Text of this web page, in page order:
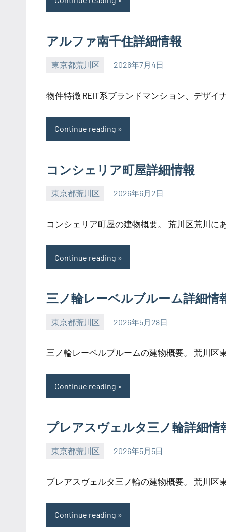
アルファ南千住詳細情報
東京都荒川区 2026年7月4日
SEZIMO
物件特徴 REIT系ブランドマンション、デザイ
Continue reading
コンシェリア町屋詳細情報
東京都荒川区 2026年6月2日
SEZIMO
コンシェリア町屋の建物概要。 荒川区荒川に
Continue reading
三ノ輪レーベルブルーム詳細情
東京都荒川区 2026年5月28日
SEZIMO
三ノ輪レーベルブルームの建物概要。 荒川区
Continue reading
プレアスヴェルタ三ノ輪詳細情
東京都荒川区 2026年5月5日
SEZIMO
プレアスヴェルタ三ノ輪の建物概要。 荒川区
Continue reading